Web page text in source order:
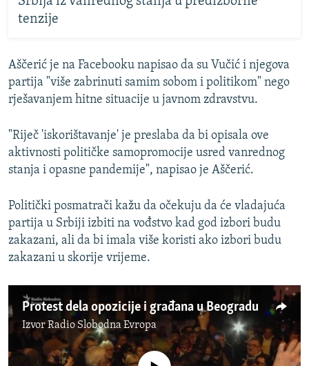
tenzije
Aščerić je na Facebooku napisao da su Vučić i njegova
partija "više zabrinuti samim sobom i politikom" nego
rješavanjem hitne situacije u javnom zdravstvu.
"Riječ 'iskorištavanje' je preslaba da bi opisala ove
aktivnosti političke samopromocije usred vanrednog
stanja i opasne pandemije", napisao je Aščerić.
Politički posmatrači kažu da očekuju da će vladajuća
partija u Srbiji izbiti na vođstvo kad god izbori budu
zakazani, ali da bi imala više koristi ako izbori budu
zakazani u skorije vrijeme.
Protest dela opozicije i građana u Beogradu
IzvorRadio Slobodna Evropa
No media source currently available